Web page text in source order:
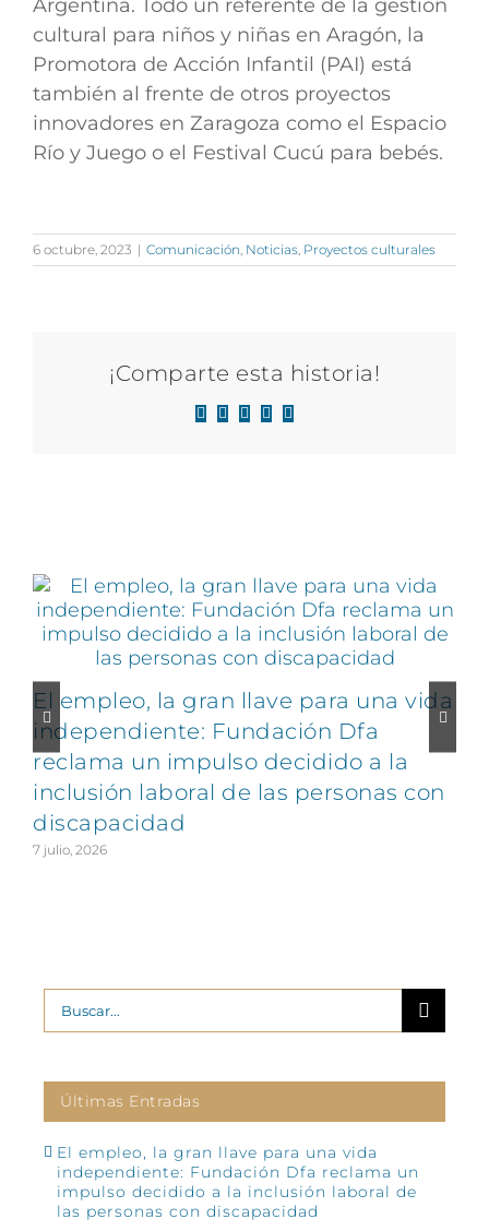
Argentina.
Todo un referente de la gestión
cultural para niños y niñas en Aragón, la
Promotora de Acción Infantil (PAI) está
también al frente de otros proyectos
innovadores en Zaragoza como el Espacio
Río y Juego o el Festival Cucú para bebés.
6 octubre, 2023 | Comunicación, Noticias, Proyectos culturales
¡Comparte esta historia!
Facebook
X LinkedIn
WhatsApp
Correo
El empleo, la gran llave para una vida
independiente: Fundación Dfa
reclama un impulso decidido a la
inclusión laboral de las personas con
discapacidad
7 julio, 2026
Buscar:
Últimas Entradas
El empleo, la gran llave para una vida
independiente: Fundación Dfa reclama un
impulso decidido a la inclusión laboral de
las personas con discapacidad